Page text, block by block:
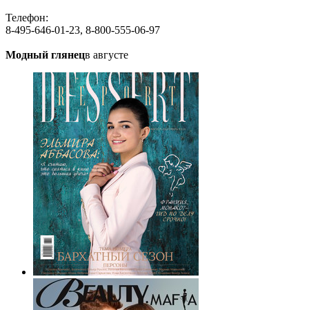
Телефон:
8-495-646-01-23, 8-800-555-06-97
Модный глянецв августе